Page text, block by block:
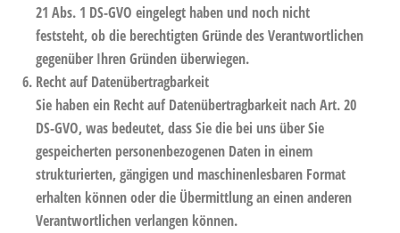
21 Abs. 1 DS-GVO eingelegt haben und noch nicht
feststeht, ob die berechtigten Gründe des Verantwortlichen
gegenüber Ihren Gründen überwiegen.
Recht auf Datenübertragbarkeit
Sie haben ein Recht auf Datenübertragbarkeit nach Art. 20
DS-GVO, was bedeutet, dass Sie die bei uns über Sie
gespeicherten personenbezogenen Daten in einem
strukturierten, gängigen und maschinenlesbaren Format
erhalten können oder die Übermittlung an einen anderen
Verantwortlichen verlangen können.